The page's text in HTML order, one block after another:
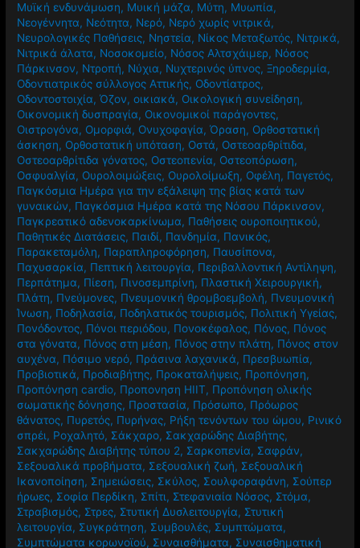
Μυϊκή ενδυνάμωση, Μυική μάζα, Μύτη, Μυωπία,
Νεογέννητα, Νεότητα, Νερό, Νερό χωρίς νιτρικά,
Νευρολογικές Παθήσεις, Νηστεία, Νίκος Μεταξωτός, Νιτρικά,
Νιτρικά άλατα, Νοσοκομείο, Νόσος Αλτσχάιμερ, Νόσος
Πάρκινσον, Ντροπή, Νύχια, Νυχτερινός ύπνος,Ξηροδερμία,
Οδοντιατρικός σύλλογος Αττικής, Οδοντίατρος,
Οδοντοστοιχία,Όζον,οικιακά, Οικολογική συνείδηση,
Οικονομική δυσπραγία, Οικονομικοί παράγοντες,
Οιστρογόνα, Ομορφιά, Ονυχοφαγία,Όραση, Ορθοστατική
άσκηση, Ορθοστατική υπόταση, Οστά, Οστεοαρθρίτιδα,
Οστεοαρθρίτιδα γόνατος, Οστεοπενία, Οστεοπόρωση,
Οσφυαλγία, Ουρολοιμώξεις, Ουρολοίμωξη, Οφέλη, Παγετός,
Παγκόσμια Ημέρα για την εξάλειψη της βίας κατά των
γυναικών, Παγκόσμια Ημέρα κατά της Νόσου Πάρκινσον,
Παγκρεατικό αδενοκαρκίνωμα, Παθήσεις ουροποιητικού,
Παθητικές Διατάσεις, Παιδί, Πανδημία, Πανικός,
Παρακεταμόλη, Παραπληροφόρηση, Παυσίπονα,
Παχυσαρκία, Πεπτική λειτουργία, Περιβαλλοντική Αντίληψη,
Περπάτημα, Πίεση, Πινοσεμπρίνη, Πλαστική Χειρουργική,
Πλάτη, Πνεύμονες, Πνευμονική θρομβοεμβολή, Πνευμονική
Ίνωση, Ποδηλασία, Ποδηλατικός τουρισμός, Πολιτική Υγείας,
Πονόδοντος, Πόνοι περιόδου, Πονοκέφαλος, Πόνος, Πόνος
στα γόνατα, Πόνος στη μέση, Πόνος στην πλάτη, Πόνος στον
αυχένα, Πόσιμο νερό, Πράσινα λαχανικά, Πρεσβυωπία,
Προβιοτικά, Προδιαβήτης, Προκαταλήψεις, Προπόνηση,
Προπόνηση cardio, Προπονηση HIIT, Προπόνηση ολικής
σωματικής δόνησης, Προστασία, Πρόσωπο, Πρόωρος
θάνατος, Πυρετός, Πυρήνας, Ρήξη τενόντων του ώμου, Ρινικό
σπρέι, Ροχαλητό, Σάκχαρο, Σακχαρώδης Διαβήτης,
Σακχαρώδης Διαβήτης τύπου 2, Σαρκοπενία, Σαφράν,
Σεξουαλικά προβήματα, Σεξουαλική ζωή, Σεξουαλική
Ικανοποίηση, Σημειώσεις, Σκύλος, Σουλφοραφάνη, Σούπερ
ήρωες, Σοφία Περδίκη, Σπίτι, Στεφανιαία Νόσος, Στόμα,
Στραβισμός, Στρες, Στυτική Δυσλειτουργία, Στυτική
λειτουργία, Συγκράτηση, Συμβουλές, Συμπτώματα,
Συμπτώματα κορωνοϊού, Συναισθήματα, Συναισθηματική